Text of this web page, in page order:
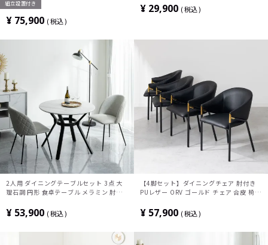
グチェア おしゃれ グレー (幅90cm 食卓
テーブル×1 食卓椅子×2)
組立設置付き
¥ 75,900 税込
ェア ブラック 黒 おしゃれ リビング オー
ヴ
¥ 29,900 税込
2人用 ダイニングテーブルセット 3点 大
理石調 円形 食卓テーブル メラミン 肘な
ト テーブル×1 ダイニングチェア×2)
¥ 53,900 税込
【4脚セット】ダイニングチェア 肘付き
PUレザー ORV ゴールド チェア 合皮 椅子
ェア ブラック 黒 おしゃれ リビング オー
ヴ
¥ 57,900 税込